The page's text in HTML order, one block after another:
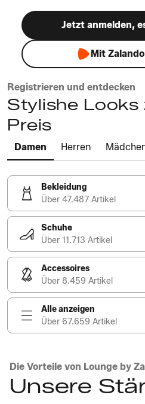
Jetzt anmelden,
Mit
Registrieren und entdecken
Stylishe Looks
Preis
Damen Herren
Bekleidung
Über 47.487 Artikel
Schuhe
Über 11.713 Artikel
Accessoires
Über 8.459 Artikel
Alle anzeigen
Über 67.659 Artikel
Die Vorteile von Lounge by
Unsere